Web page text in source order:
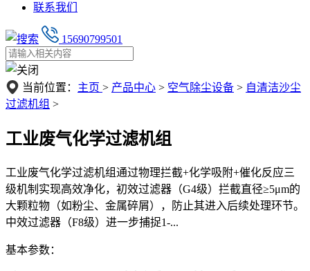
联系我们
15690799501
当前位置： 主页 > 产品中心 > 空气除尘设备 > 自清洁沙尘
过滤机组 >
工业废气化学过滤机组
工业废气化学过滤机组通过物理拦截+化学吸附+催化反应三
级机制实现高效净化，初效过滤器（G4级）拦截直径≥5μm的
大颗粒物（如粉尘、金属碎屑），防止其进入后续处理环节。
中效过滤器（F8级）进一步捕捉1-...
基本参数：